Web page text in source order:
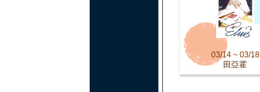
03/14 ~ 03/18
田亞霍